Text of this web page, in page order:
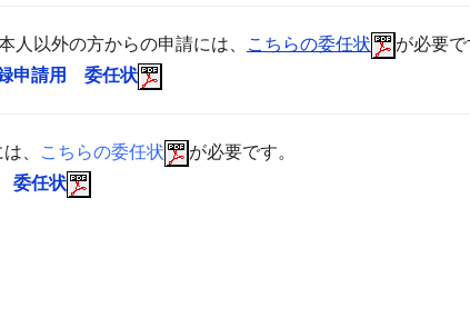
人以外の方からの申請には、 こちらの委任状
が必要
申請用 委任状
、 こちらの委任状
が必要です。
委任状